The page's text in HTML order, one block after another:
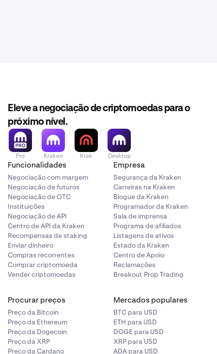
Eleve a negociação de criptomoedas para o
próximo nível.
Pro Kraken Krak Desktop
Funcionalidades
Negociação com margem
Negociação de futuros
Negociação de OTC
Instituições
Negociação de API
Centro de API da Kraken
Recompensas de staking
Enviar dinheiro
Compras recorrentes
Comprar criptomoeda
Vender criptomoedas
Empresa
Segurança da Kraken
Carreiras na Kraken
Blogue da Kraken
Programador da Kraken
Sala de imprensa
Programa de afiliados
Listagens de ativos
Estado da Kraken
Centro de Apoio
Reclamações
Breakout Prop Trading
Procurar preços
Preço da Bitcoin
Preço da Ethereum
Preço da Dogecoin
Preço da XRP
Preço da Cardano
Mercados populares
BTC para USD
ETH para USD
DOGE para USD
XRP para USD
ADA para USD